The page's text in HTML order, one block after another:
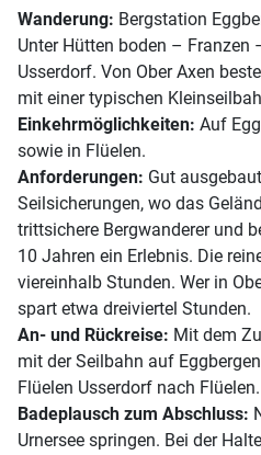
Wanderung: Bergstation
Unter Hütten boden – Franzen
Usserdorf. Von Ober Axen
mit einer typischen
Einkehrmöglichkeiten: Auf
sowie in Flüelen.
Anforderungen: Gut
Seilsicherungen, wo das
trittsichere Bergwanderer und
10 Jahren ein Erlebnis. Die
viereinhalb Stunden. Wer in
spart etwa dreiviertel Stunden.
An- und Rückreise: Mit dem
mit der Seilbahn auf
Flüelen Usserdorf nach Flüelen.
Badeplausch zum Abschluss:
Urnersee springen. Bei der